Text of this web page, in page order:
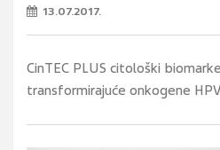
13.07.2017.
CinTEC PLUS citološki
transformirajuće onkogene